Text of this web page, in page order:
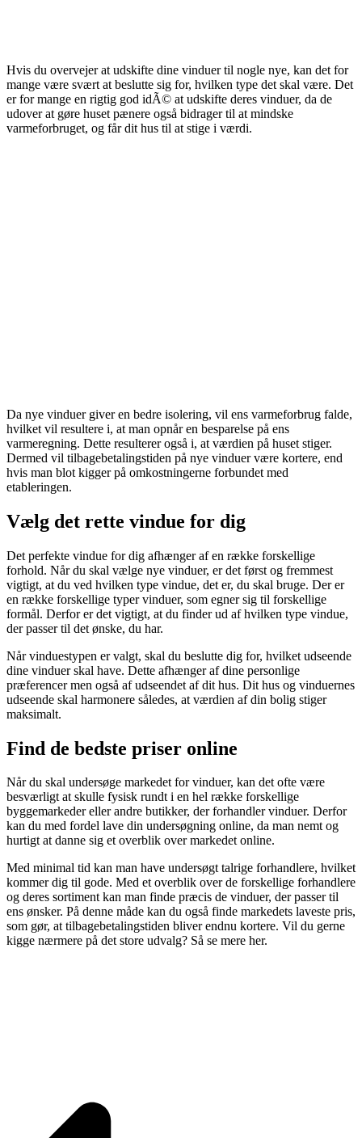
Hvis du overvejer at udskifte dine vinduer til nogle nye, kan det for
mange være svært at beslutte sig for, hvilken type det skal være. Det
er for mange en rigtig god idÃ© at udskifte deres vinduer, da de
udover at gøre huset pænere også bidrager til at mindske
varmeforbruget, og får dit hus til at stige i værdi.
Da nye vinduer giver en bedre isolering, vil ens varmeforbrug falde,
hvilket vil resultere i, at man opnår en besparelse på ens
varmeregning. Dette resulterer også i, at værdien på huset stiger.
Dermed vil tilbagebetalingstiden på nye vinduer være kortere, end
hvis man blot kigger på omkostningerne forbundet med
etableringen.
Vælg det rette vindue for dig
Det perfekte vindue for dig afhænger af en række forskellige
forhold. Når du skal vælge nye vinduer, er det først og fremmest
vigtigt, at du ved hvilken type vindue, det er, du skal bruge. Der er
en række forskellige typer vinduer, som egner sig til forskellige
formål. Derfor er det vigtigt, at du finder ud af hvilken type vindue,
der passer til det ønske, du har.
Når vinduestypen er valgt, skal du beslutte dig for, hvilket udseende
dine vinduer skal have. Dette afhænger af dine personlige
præferencer men også af udseendet af dit hus. Dit hus og vinduernes
udseende skal harmonere således, at værdien af din bolig stiger
maksimalt.
Find de bedste priser online
Når du skal undersøge markedet for vinduer, kan det ofte være
besværligt at skulle fysisk rundt i en hel række forskellige
byggemarkeder eller andre butikker, der forhandler vinduer. Derfor
kan du med fordel lave din undersøgning online, da man nemt og
hurtigt at danne sig et overblik over markedet online.
Med minimal tid kan man have undersøgt talrige forhandlere, hvilket
kommer dig til gode. Med et overblik over de forskellige forhandlere
og deres sortiment kan man finde præcis de vinduer, der passer til
ens ønsker. På denne måde kan du også finde markedets laveste pris,
som gør, at tilbagebetalingstiden bliver endnu kortere. Vil du gerne
kigge nærmere på det store udvalg? Så se mere her.